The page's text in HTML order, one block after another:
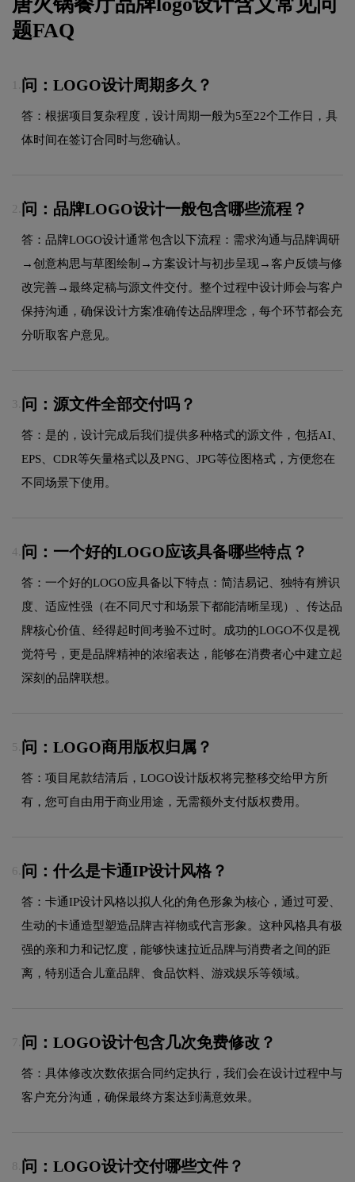
唐火锅餐厅品牌logo设计含义常见问
题FAQ
问：LOGO设计周期多久？
答：根据项目复杂程度，设计周期一般为5至22个工作日，具
体时间在签订合同时与您确认。
2. 问：品牌LOGO设计一般包含哪些流程？
答：品牌LOGO设计通常包含以下流程：需求沟通与品牌调研
→创意构思与草图绘制→方案设计与初步呈现→客户反馈与修
改完善→最终定稿与源文件交付。整个过程中设计师会与客户
保持沟通，确保设计方案准确传达品牌理念，每个环节都会充
分听取客户意见。
3. 问：源文件全部交付吗？
答：是的，设计完成后我们提供多种格式的源文件，包括AI、
EPS、CDR等矢量格式以及PNG、JPG等位图格式，方便您在
不同场景下使用。
4. 问：一个好的LOGO应该具备哪些特点？
答：一个好的LOGO应具备以下特点：简洁易记、独特有辨识
度、适应性强（在不同尺寸和场景下都能清晰呈现）、传达品
牌核心价值、经得起时间考验不过时。成功的LOGO不仅是视
觉符号，更是品牌精神的浓缩表达，能够在消费者心中建立起
深刻的品牌联想。
5. 问：LOGO商用版权归属？
答：项目尾款结清后，LOGO设计版权将完整移交给甲方所
有，您可自由用于商业用途，无需额外支付版权费用。
6. 问：什么是卡通IP设计风格？
答：卡通IP设计风格以拟人化的角色形象为核心，通过可爱、
生动的卡通造型塑造品牌吉祥物或代言形象。这种风格具有极
强的亲和力和记忆度，能够快速拉近品牌与消费者之间的距
离，特别适合儿童品牌、食品饮料、游戏娱乐等领域。
7. 问：LOGO设计包含几次免费修改？
答：具体修改次数依据合同约定执行，我们会在设计过程中与
客户充分沟通，确保最终方案达到满意效果。
8. 问：LOGO设计交付哪些文件？